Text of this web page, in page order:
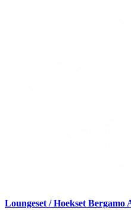
Loungeset / Hoekset